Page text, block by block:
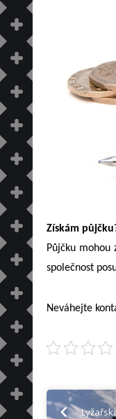
Získám
Půjčku
společnost
Neváhejte